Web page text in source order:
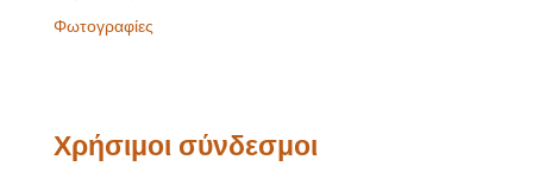
Φωτογραφίες
Χρήσιμοι σύνδεσμοι